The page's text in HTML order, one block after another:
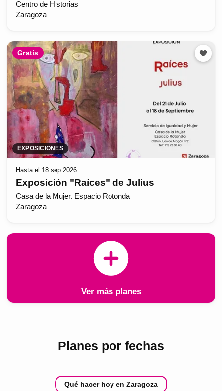
Centro de Historias
Zaragoza
Gratis
EXPOSICIONES
Hasta el 18 sep 2026
Exposición "Raíces" de Julius
Casa de la Mujer. Espacio Rotonda
Zaragoza
Ver más planes
Planes por fechas
Qué hacer hoy en Zaragoza